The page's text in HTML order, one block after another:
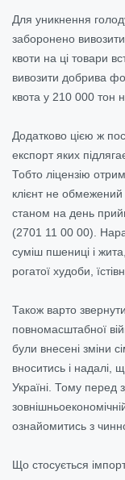
Для уникнення
заборонено
квоти на ці товари
вивозити добрива
квота у 210 000 тон
Додатково цією ж
експорт яких
Тобто ліцензію
клієнт не
станом на день
(2701 11 00 00).
суміш пшениці і
рогатої худоби,
Також варто
повномасштабної
були внесені зміни
вноситись і надалі,
Україні. Тому перед
ознайомитись з
Що стосується